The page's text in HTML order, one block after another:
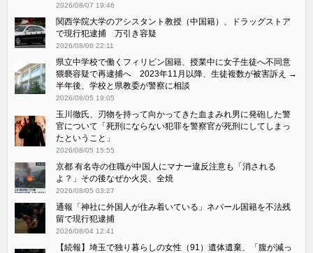
2026/08/07 19:46
関西学院大学のアシスタント教授（中国籍）、ドラッグストア
で現行犯逮捕 万引き容疑
2026/08/06 22:11
県立中学校で働くフィリピン国籍、授業中に女子生徒へ不同意
猥褻容疑で再逮捕へ 2023年11月以降、生徒複数が被害訴え →
半年後、学校と県教委が警察に相談
2026/08/05 19:05
玉川徹氏、刃物を持って向かってきた血まみれ男に発砲した警
官について「死刑にならない犯罪を警察官が死刑にしてしまっ
たということ」
2026/08/05 15:55
京都 有名寺の住職が中国人にマナー違反注意も「消される
よ？」その後なぜか火災、全焼
2026/08/05 03:27
通報「神社に外国人が住み着いている」ネパール国籍を不法残
留で現行犯逮捕
2026/08/04 12:41
【続報】埼玉で独り暮らしの女性（91）遺体遺棄、「腹が減っ